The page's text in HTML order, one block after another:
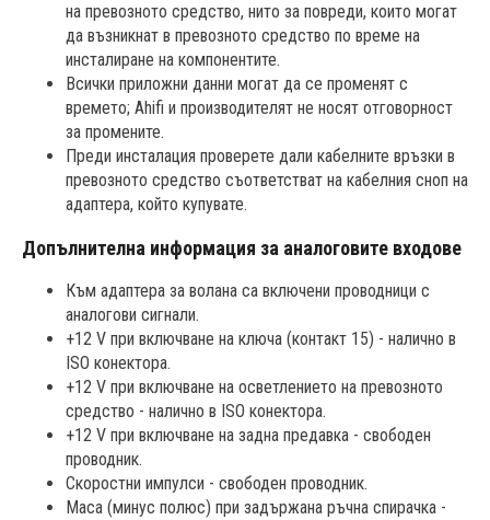
на превозното средство, нито за повреди, които могат
да възникнат в превозното средство по време на
инсталиране на компонентите.
Всички приложни данни могат да се променят с
времето; Ahifi и производителят не носят отговорност
за промените.
Преди инсталация проверете дали кабелните връзки в
превозното средство съответстват на кабелния сноп на
адаптера, който купувате.
Допълнителна информация за аналоговите входове
Към адаптера за волана са включени проводници с
аналогови сигнали.
+12 V при включване на ключа (контакт 15) - налично в
ISO конектора.
+12 V при включване на осветлението на превозното
средство - налично в ISO конектора.
+12 V при включване на задна предавка - свободен
проводник.
Скоростни импулси - свободен проводник.
Маса (минус полюс) при задържана ръчна спирачка -